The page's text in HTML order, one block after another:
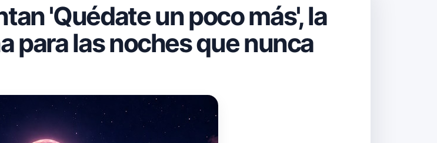
'Quédate un poco más', la
para las noches que nunca